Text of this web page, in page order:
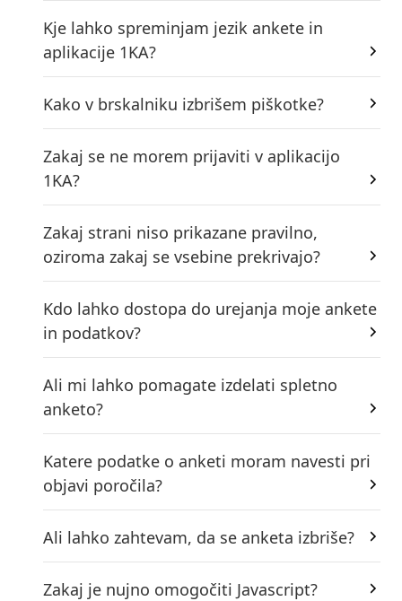
Kje lahko spreminjam jezik ankete in
aplikacije 1KA?
Kako v brskalniku izbrišem piškotke?
Zakaj se ne morem prijaviti v aplikacijo
1KA?
Zakaj strani niso prikazane pravilno,
oziroma zakaj se vsebine prekrivajo?
Kdo lahko dostopa do urejanja moje ankete
in podatkov?
Ali mi lahko pomagate izdelati spletno
anketo?
Katere podatke o anketi moram navesti pri
objavi poročila?
Ali lahko zahtevam, da se anketa izbriše?
Zakaj je nujno omogočiti Javascript?